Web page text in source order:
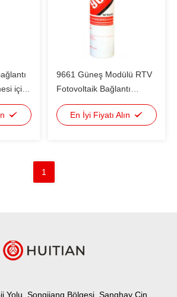
için
9661 Güneş Modülü RTV
Fotovoltaik Bağlantı
Kutusu ve Arka Sayfa
Yapıştırma Sızdırmazlığı
En İyi Fiyatı Alın
1
Yolu, Songjiang Bölgesi, Şanghay Çin